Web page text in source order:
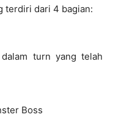
terdiri dari 4 bagian:
turn yang telah
Boss